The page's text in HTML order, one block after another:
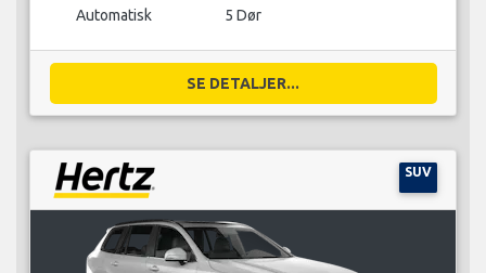
Automatisk 5 Dør
SE DETALJER...
SUV